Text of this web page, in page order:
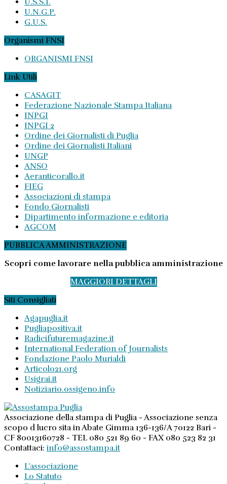
U.N.G.P.
G.U.S.
Organismi FNSI
ORGANISMI FNSI
Link Utili
CASAGIT
Federazione Nazionale Stampa Italiana
INPGI
INPGI 2
Ordine dei Giornalisti di Puglia
Ordine dei Giornalisti Italiani
UNGP
ANSO
Aeranticorallo.it
FIEG
Associazioni di stampa
Fondo Giornalisti
Dipartimento informazione e editoria
AGCOM
PUBBLICA AMMINISTRAZIONE
Scopri come lavorare nella pubblica amministrazione
MAGGIORI DETTAGLI
Siti Consigliati
Agapuglia.it
Pugliapositiva.it
Radicifuturemagazine.it
International Federation of Journalists
Fondazione Paolo Murialdi
Articolo21.org
Usigrai.it
Notiziario.ossigeno.info
Associazione della stampa di Puglia - Associazione senza
scopo d lucro sita in Abate Gimma 136-136/A 70122 Bari -
CF 80013160728 - TEL 080 521 89 60 - FAX 080 523 82 31
Contattaci: info@assostampa.it
L’associazione
Lo Statuto